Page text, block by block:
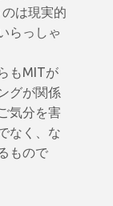
は現実的
らっしゃ
もMITが
グが関係
気分を害
なく、な
もので